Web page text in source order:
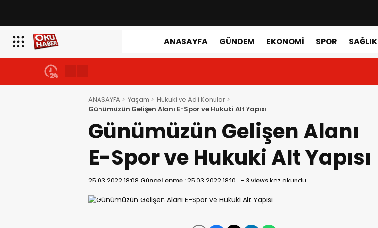
ANASAYFA GÜNDEM EKONOMI SPOR SAĞLIK
ANASAYFA Yaşam
Hukuki ve Adli Konular
Günümüzün Gelişen Alanı E-Spor ve Hukuki Alt Yapısı
Günümüzün Gelişen Alanı
E-Spor ve Hukuki Alt Yapısı
25.03.2022 18:08 Güncellenme :25.03.2022 18:10 - 3 viewskez okundu